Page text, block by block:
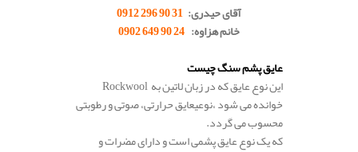
آقای حیدری: 31 90 296 0912
خانم هزاوه: 24 90 649 0902
عایق پشم سنگ چیست
این نوع عایق که در زبان لاتین بهRockwool
خوانده می شود ،نوعیعایق حرارتی، صوتی و رطوبتی
محسوب می گردد.
که یک نوع عایق پشمی است و دارای مضرات و